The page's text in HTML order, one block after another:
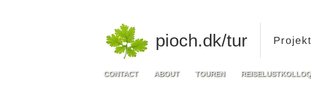
pioch.dk/tur
CONTACT ABOUT TOUREN